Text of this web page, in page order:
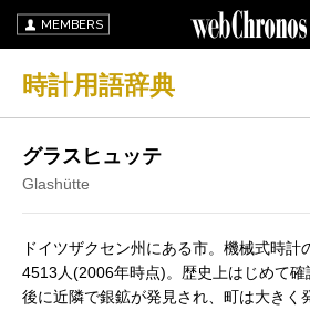
MEMBERS
時計用語辞典
グラスヒュッテ
Glashütte
ドイツザクセン州にある市。機械式時計
4513人(2006年時点)。歴史上はじめて確
後に近隣で銀鉱が発見され、町は大きく